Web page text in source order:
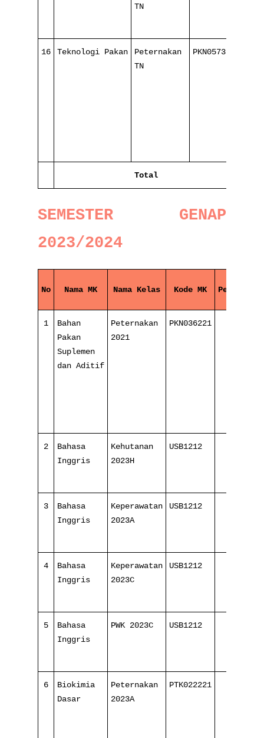
TN
16 Teknologi Pakan
Peternakan
TN
PKN057321
Total
SEMESTER GENAP
2023/2024
No Nama MK Nama Kelas Kode MK Pertemuan
1
Bahan
Pakan
Suplemen
dan Aditif
Peternakan
2021
PKN036221
2
Bahasa
Inggris
Kehutanan
2023H
USB1212
3
Bahasa
Inggris
Keperawatan
2023A
USB1212
4
Bahasa
Inggris
Keperawatan
2023C
USB1212
5
Bahasa
Inggris
PWK 2023C USB1212
6
Biokimia
Dasar
Peternakan
2023A
PTK022221